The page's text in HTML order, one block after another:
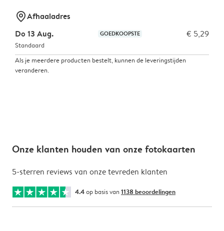
marker-pinAfhaaladres
Do 13 Aug.
GOEDKOOPSTE € 5,29
Standaard
Als je meerdere producten bestelt, kunnen de leveringstijden
veranderen.
Onze klanten houden van onze fotokaarten
5-sterren reviews van onze tevreden klanten
4.4op basis van 1138 beoordelingen